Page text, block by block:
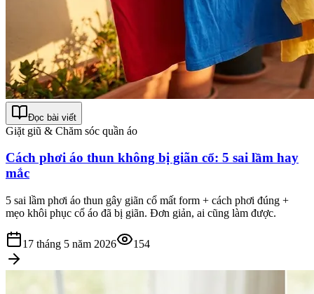
Đọc bài viết
Giặt giũ & Chăm sóc quần áo
Cách phơi áo thun không bị giãn cổ: 5 sai lầm hay
mắc
5 sai lầm phơi áo thun gây giãn cổ mất form + cách phơi đúng +
mẹo khôi phục cổ áo đã bị giãn. Đơn giản, ai cũng làm được.
17 tháng 5 năm 2026 154